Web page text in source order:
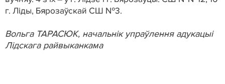
г. Ліды, Бярозаўскай СШ №3.
Вольга ТАРАСЮК, начальнік упраўлення адукацыі
Лідскага райвыканкама